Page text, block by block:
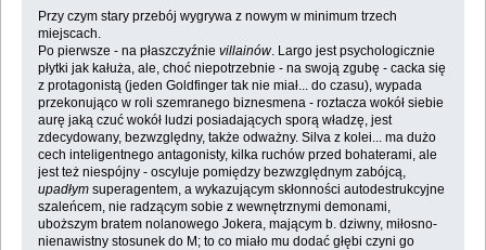
Przy czym stary przebój wygrywa z nowym w minimum trzech
miejscach.
Po pierwsze - na płaszczyźnie villainów. Largo jest psychologicznie
płytki jak kałuża, ale, choć niepotrzebnie - na swoją zgubę - cacka się
z protagonistą (jeden Goldfinger tak nie miał... do czasu), wypada
przekonująco w roli szemranego biznesmena - roztacza wokół siebie
aurę jaką czuć wokół ludzi posiadających sporą władzę, jest
zdecydowany, bezwzględny, także odważny. Silva z kolei... ma dużo
cech inteligentnego antagonisty, kilka ruchów przed bohaterami, ale
jest też niespójny - oscyluje pomiędzy bezwzględnym zabójcą,
upadłymsuperagentem, a wykazującym skłonności autodestrukcyjne
szaleńcem, nie radzącym sobie z wewnętrznymi demonami,
uboższym bratem nolanowego Jokera, mającym b. dziwny, miłosno-
nienawistny stosunek do M; to co miało mu dodać głębi czyni go